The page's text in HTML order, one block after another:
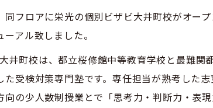
同フロアに栄光の個別ビザビ大井町校がオー
ーアル致しました。
井町校は、都立桜修館中等教育学校と最難関
た受検対策専門塾です。専任担当が熟考した
向の少人数制授業とで「思考力・判断力・表